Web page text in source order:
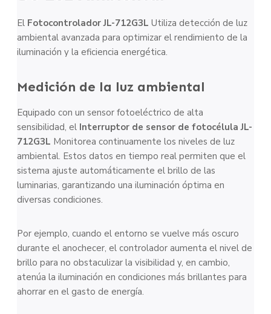
El Fotocontrolador JL-712G3L Utiliza detección de luz
ambiental avanzada para optimizar el rendimiento de la
iluminación y la eficiencia energética.
Medición de la luz ambiental
Equipado con un sensor fotoeléctrico de alta
sensibilidad, el Interruptor de sensor de fotocélula JL-
712G3L Monitorea continuamente los niveles de luz
ambiental. Estos datos en tiempo real permiten que el
sistema ajuste automáticamente el brillo de las
luminarias, garantizando una iluminación óptima en
diversas condiciones.
Por ejemplo, cuando el entorno se vuelve más oscuro
durante el anochecer, el controlador aumenta el nivel de
brillo para no obstaculizar la visibilidad y, en cambio,
atenúa la iluminación en condiciones más brillantes para
ahorrar en el gasto de energía.